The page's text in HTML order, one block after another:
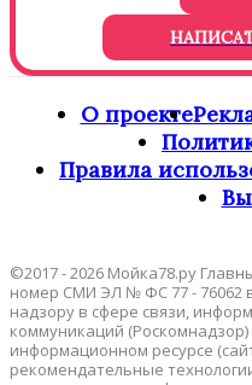
О проекте
Правила
©2017 - 2026 Мойка78.ру
номер СМИ ЭЛ № ФС 77 - 76062
надзору в сфере связи,
коммуникаций (Роскомнадзор)
информационном ресурсе
рекомендательные